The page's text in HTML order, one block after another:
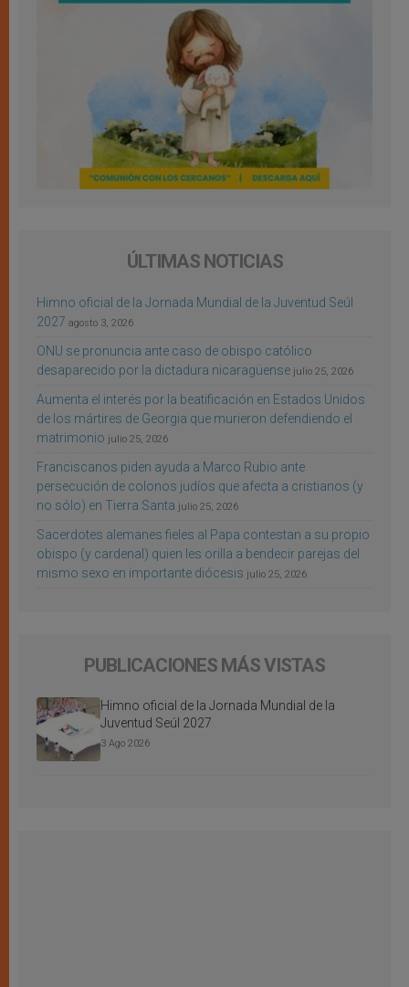
ÚLTIMAS NOTICIAS
Himno oficial de la Jornada Mundial de la Juventud Seúl
2027 agosto 3, 2026
ONU se pronuncia ante caso de obispo católico
desaparecido por la dictadura nicaragüense julio 25, 2026
Aumenta el interés por la beatificación en Estados Unidos
de los mártires de Georgia que murieron defendiendo el
matrimonio julio 25, 2026
Franciscanos piden ayuda a Marco Rubio ante
persecución de colonos judíos que afecta a cristianos (y
no sólo) en Tierra Santa julio 25, 2026
Sacerdotes alemanes fieles al Papa contestan a su propio
obispo (y cardenal) quien les orilla a bendecir parejas del
mismo sexo en importante diócesis julio 25, 2026
PUBLICACIONES MÁS VISTAS
Himno oficial de la Jornada Mundial de la
Juventud Seúl 2027
3 Ago 2026